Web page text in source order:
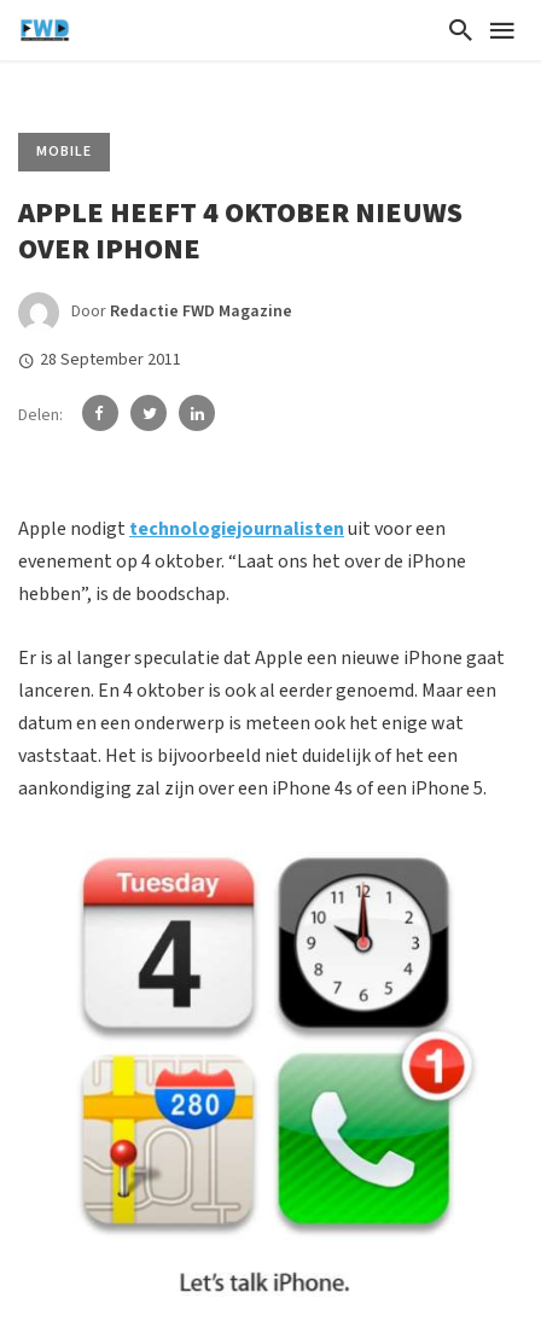
MOBILE
APPLE HEEFT 4 OKTOBER NIEUWS
OVER IPHONE
Door Redactie FWD Magazine
28 September 2011
Delen:
Apple nodigt technologiejournalistenuit voor een
evenement op 4 oktober. “Laat ons het over de iPhone
hebben”, is de boodschap.
Er is al langer speculatie dat Apple een nieuwe iPhone gaat
lanceren. En 4 oktober is ook al eerder genoemd. Maar een
datum en een onderwerp is meteen ook het enige wat
vaststaat. Het is bijvoorbeeld niet duidelijk of het een
aankondiging zal zijn over een iPhone 4s of een iPhone 5.